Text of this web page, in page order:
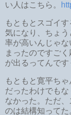
い人はこちら。
もともとスゴイ
気になり、ちょ
率が高いんじゃ
まったのですご
が出るってんです
もともと寛平ち
だったわけでも
なかった。ただ
のは結構知ってた